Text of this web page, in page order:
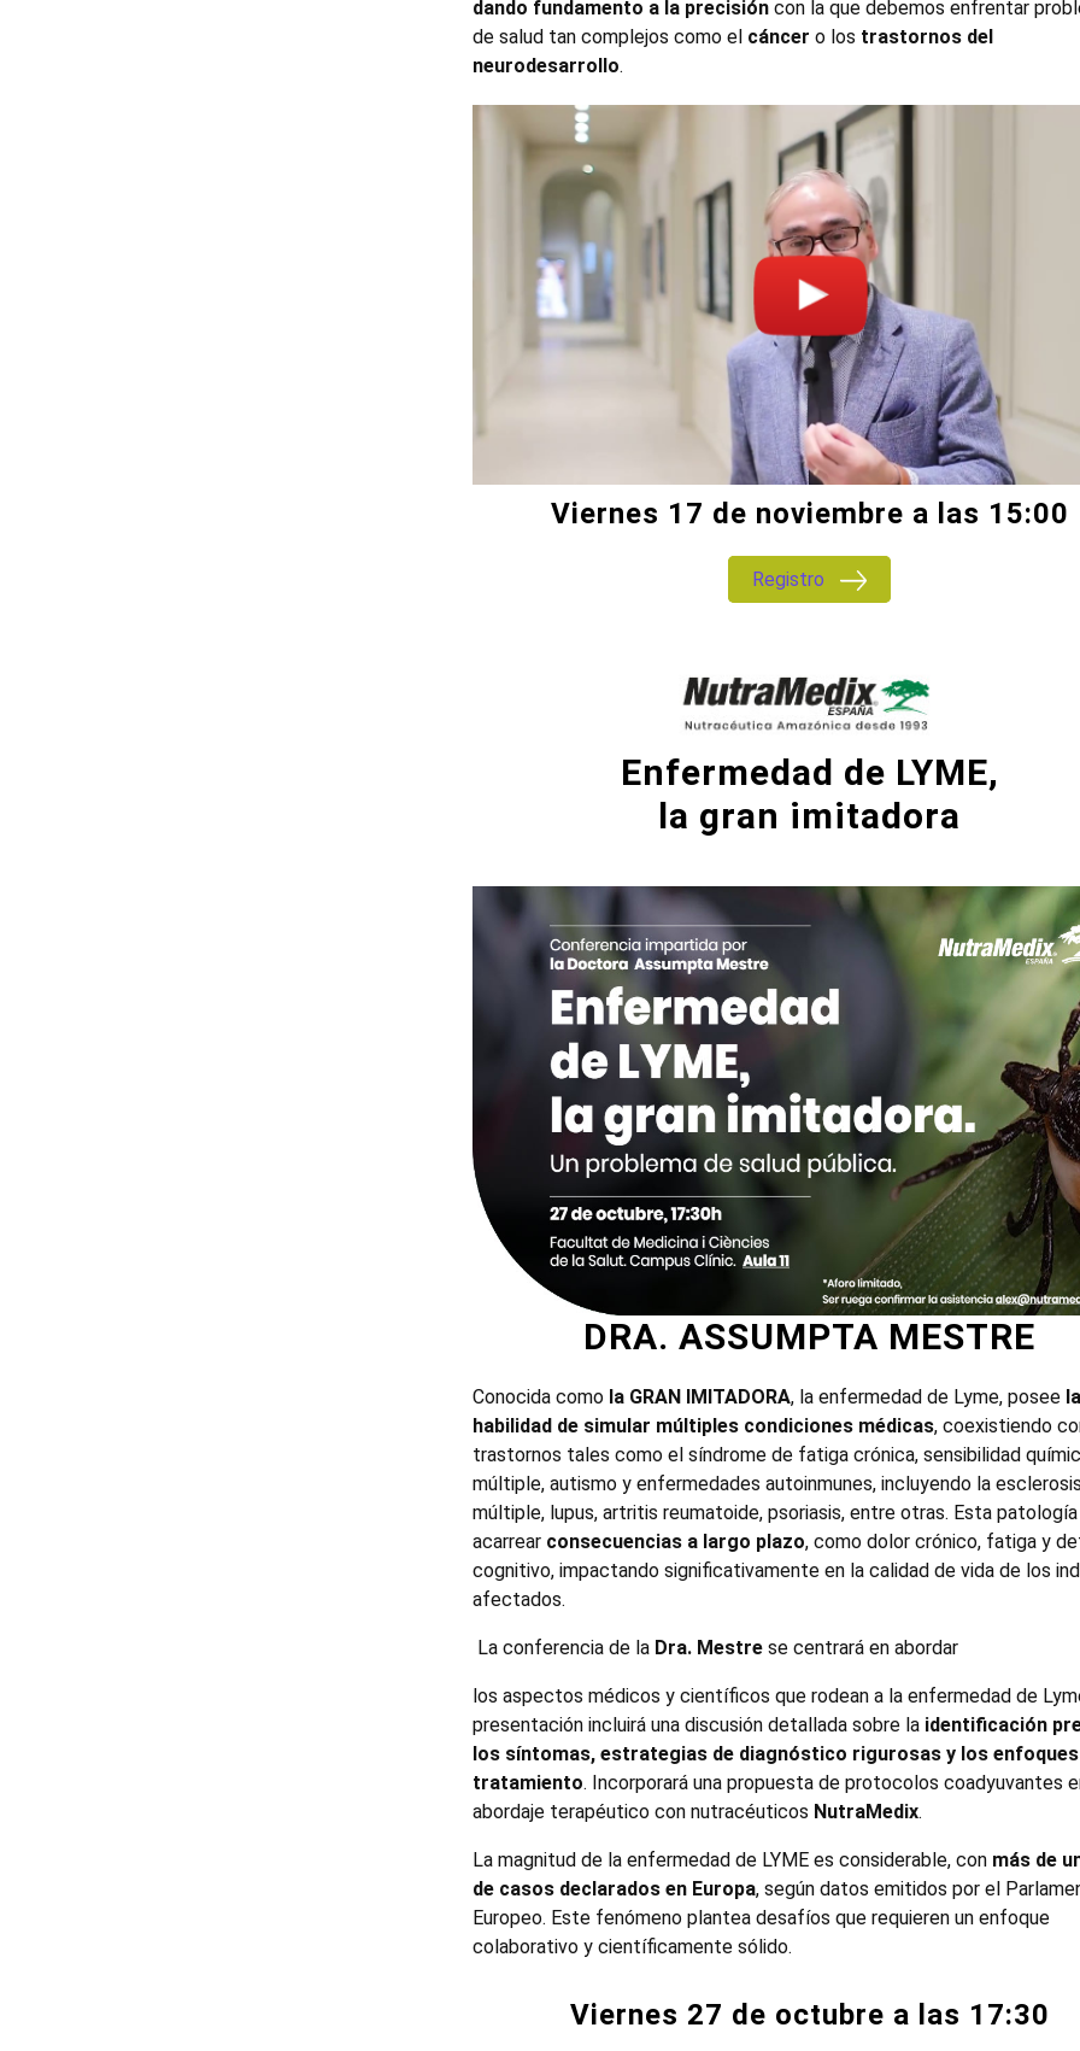
dando fundamento a la precisióncon la que debemos enfrentar
de salud tan complejos como el cáncer o los trastornos del
neurodesarrollo.
Viernes 17 de noviembre a las 15:00
Registro
Enfermedad de LYME,
la gran imitadora
DRA. ASSUMPTA MESTRE
Conocida como la GRAN IMITADORA, la enfermedad de Lyme, posee la
habilidad de simular múltiples condiciones médicas, coexistiendo
trastornos tales como el síndrome de fatiga crónica, sensibilidad
múltiple, autismo y enfermedades autoinmunes, incluyendo la
múltiple, lupus, artritis reumatoide, psoriasis, entre otras. Esta
acarrear consecuencias a largo plazo, como dolor crónico, fatiga y
cognitivo, impactando significativamente en la calidad de vida de los
afectados.
La conferencia de la Dra. Mestrese centrará en abordar
los aspectos médicos y científicos que rodean a la enfermedad de
presentación incluirá una discusión detallada sobre laidentificación
los síntomas, estrategias de diagnóstico rigurosas y los
tratamiento. Incorporará una propuesta de protocolos coadyuvantes
abordaje terapéutico con nutracéuticos NutraMedix.
La magnitud de la enfermedad de LYME es considerable, con más de
de casos declarados en Europa, según datos emitidos por el
Europeo. Este fenómeno plantea desafíos que requieren un enfoque
colaborativo y científicamente sólido.
Viernes 27 de octubre a las 17:30